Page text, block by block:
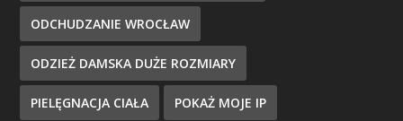
ODCHUDZANIE WROCŁAW
ODZIEŻ DAMSKA DUŻE ROZMIARY
PIELĘGNACJA CIAŁA POKAŻ MOJE IP